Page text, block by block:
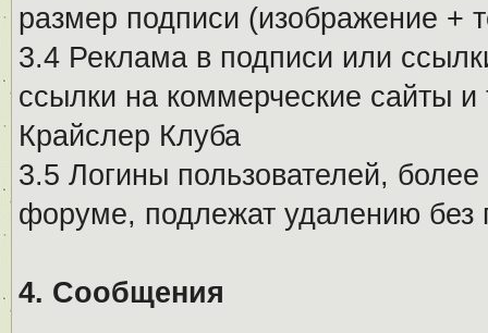
размер подписи (изображение +
3.4 Реклама в подписи или
ссылки на коммерческие сайты
Крайслер Клуба
3.5 Логины пользователей,
форуме, подлежат удалению без
4. Сообщения